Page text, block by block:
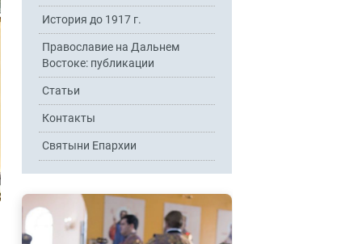
История до 1917 г.
Православие на Дальнем
Востоке: публикации
Статьи
Контакты
Святыни Епархии